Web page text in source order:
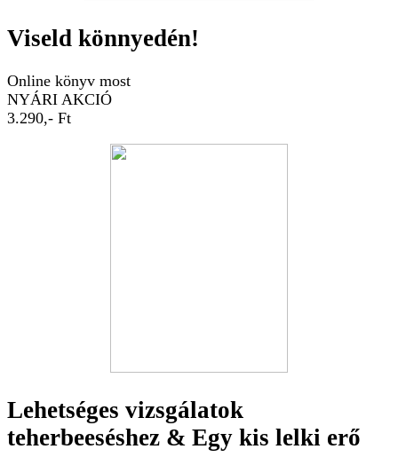
Viseld könnyedén!
Online könyv most
NYÁRI AKCIÓ
3.290,- Ft
Lehetséges vizsgálatok
teherbeeséshez & Egy kis lelki erő